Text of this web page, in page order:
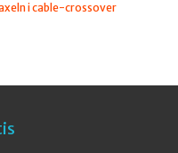
i cable-crossover